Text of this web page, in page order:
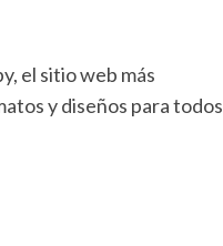
el sitio web más
y diseños para todos